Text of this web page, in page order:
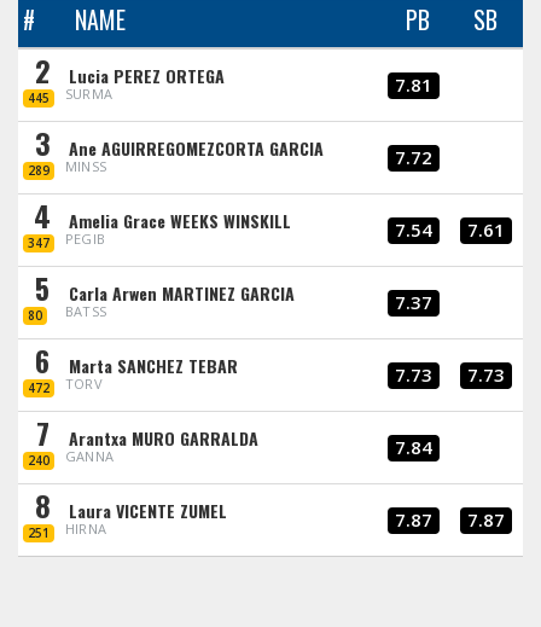
# NAME PB SB
2
445
Lucia PEREZ ORTEGA
SURMA 7.81
3
289
Ane AGUIRREGOMEZCORTA GARCIA
MINSS 7.72
4
347
Amelia Grace WEEKS WINSKILL
PEGIB 7.54 7.61
5
80
Carla Arwen MARTINEZ GARCIA
BATSS 7.37
6
472
Marta SANCHEZ TEBAR
TORV 7.73 7.73
7
240
Arantxa MURO GARRALDA
GANNA 7.84
8
251
Laura VICENTE ZUMEL
HIRNA 7.87 7.87